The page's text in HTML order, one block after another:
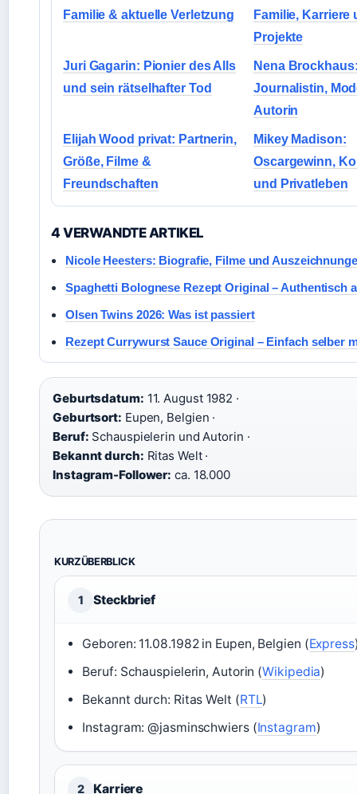
Familie & aktuelle Verletzung
Familie, Karriere
Projekte
Juri Gagarin: Pionier des Alls
und sein rätselhafter Tod
Nena
Journalistin,
Autorin
Elijah Wood privat: Partnerin,
Größe, Filme &
Freundschaften
Mikey Madison:
Oscargewinn,
und Privatleben
4 VERWANDTE ARTIKEL
Nicole Heesters: Biografie, Filme und
Spaghetti Bolognese Rezept Original – Authentisch
Olsen Twins 2026: Was ist passiert
Rezept Currywurst Sauce Original – Einfach selber
Geburtsdatum: 11. August 1982 ·
Geburtsort: Eupen, Belgien ·
Beruf: Schauspielerin und Autorin ·
Bekannt durch: Ritas Welt ·
Instagram-Follower: ca. 18.000
KURZÜBERBLICK
1 Steckbrief
Geboren: 11.08.1982 in Eupen, Belgien (Express
Beruf: Schauspielerin, Autorin (Wikipedia)
Bekannt durch: Ritas Welt (RTL)
Instagram: @jasminschwiers (Instagram)
2 Karriere